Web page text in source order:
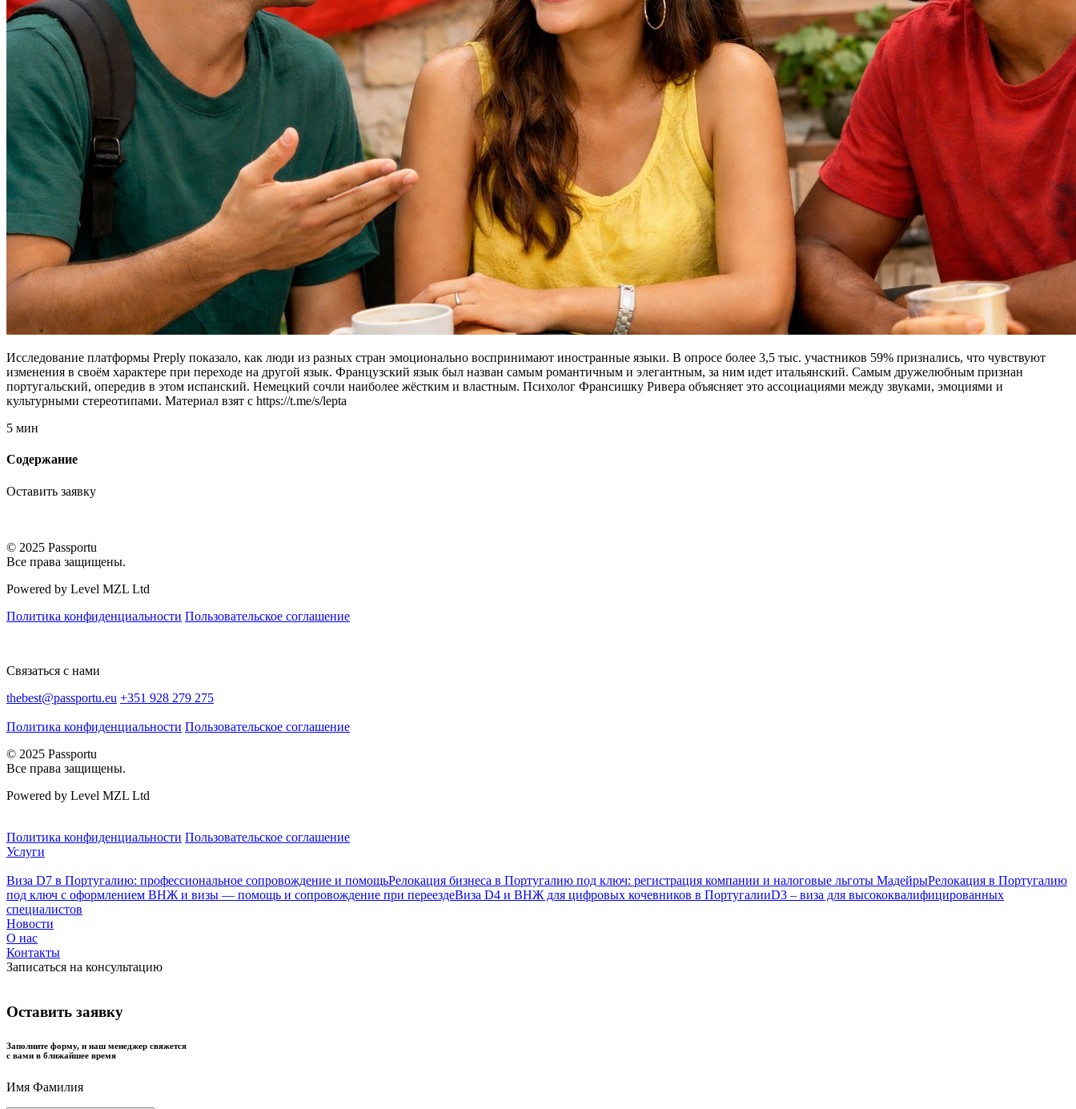
Исследование платформы Preply показало, как люди из разных стран эмоционально воспринимают иностранные языки. В опросе более 3,5 тыс. участников 59% признались, что чувствуют
изменения в своём характере при переходе на другой язык. Французский язык был назван самым романтичным и элегантным, за ним идет итальянский. Самым дружелюбным признан
португальский, опередив в этом испанский. Немецкий сочли наиболее жёстким и властным. Психолог Франсишку Ривера объясняет это ассоциациями между звуками, эмоциями и
культурными стереотипами. Материал взят с https://t.me/s/lepta
5 мин
Содержание
Оставить заявку
© 2025 Passportu
Все права защищены.
Powered by Level MZL Ltd
Политика конфиденциальности Пользовательское соглашение
Связаться с нами
thebest@passportu.eu +351 928 279 275
Политика конфиденциальности Пользовательское соглашение
© 2025 Passportu
Все права защищены.
Powered by Level MZL Ltd
Политика конфиденциальности Пользовательское соглашение
Услуги
Виза D7 в Португалию: профессиональное сопровождение и помощьРелокация бизнеса в Португалию под ключ: регистрация компании и налоговые льготы МадейрыРелокация в Португалию
под ключ с оформлением ВНЖ и визы — помощь и сопровождение при переездеВиза D4 и ВНЖ для цифровых кочевников в ПортугалииD3 – виза для высококвалифицированных
специалистов
Новости
О нас
Контакты
Записаться на консультацию
Оставить заявку
Заполните форму, и наш менеджер свяжется
с вами в ближайшее время
Имя Фамилия